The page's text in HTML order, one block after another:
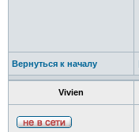
Вернуться к началу
Vivien